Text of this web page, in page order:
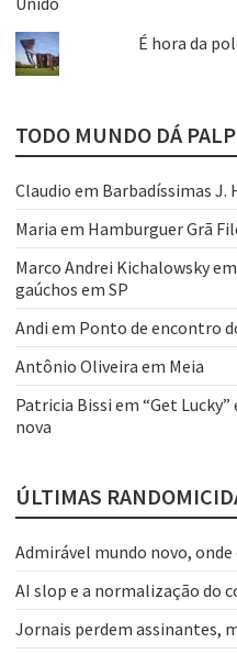
É hora da
TODO MUNDO DÁ
Claudio em Barbadíssimas J.
Maria em Hamburguer Grã
Marco Andrei Kichalowskyem
gaúchos em SP
Andi em Ponto de encontro
Antônio Oliveira em Meia
Patricia Bissi em “Get
nova
ÚLTIMAS
Admirável mundo novo,
AI slop e a normalização do
Jornais perdem assinantes,